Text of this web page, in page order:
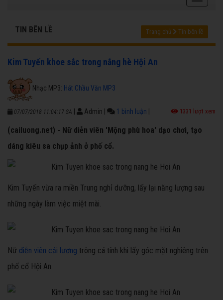
TIN BÊN LỀ Trang chủ Tin bên lề
Kim Tuyến khoe sắc trong nắng hè Hội An
Nhạc MP3: Hát Chầu Văn MP3
07/07/2018 11:04:17 SA Admin 1 bình luận 1331 lượt xem
(cailuong.net) - Nữ diễn viên 'Mộng phù hoa' dạo chơi, tạo
dáng kiêu sa chụp ảnh ở phố cổ.
Kim Tuyến vừa ra miền Trung nghỉ dưỡng, lấy lại năng lượng sau
những ngày làm việc miệt mài.
Nữ diễn viên cải lương trông cá tính khi lấy góc mặt nghiêng trên
phố cổ Hội An.